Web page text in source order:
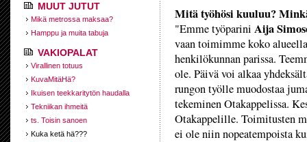
MUUT JUTUT
Mikä metrossa maksaa?
Hamppu ja muita tabuja
VAKIOPALAT
Virallinen totuus
KuvaMitäHä?
Ikuisen teekkaritytön haudalla
Tekniikan ihmeitä
ts. Toisin sanoen
Kuka ketä hä???
Mitä työhösi kuuluu?
"Emme työparini Aija
vaan toimimme koko
henkilökunnan parissa.
ole. Päivä voi alkaa
rungon työlle muodostaa
tekeminen Otakappelissa.
Otakappelille. Toimitusten
ei ole niin nopeatempoista